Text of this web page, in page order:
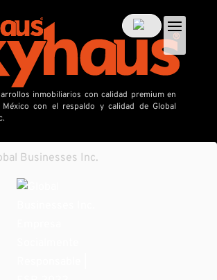
inmobiliarios con calidad premium en
con el respaldo y calidad de Global